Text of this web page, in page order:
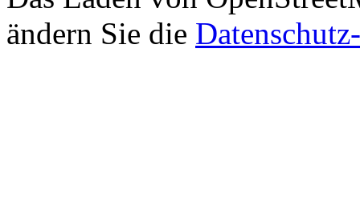
ändern Sie die